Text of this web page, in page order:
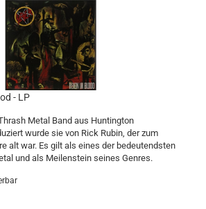
- LP
Metal Band aus Huntington
wurde sie von Rick Rubin, der zum
alt war. Es gilt als eines der bedeutendsten
und als Meilenstein seines Genres.